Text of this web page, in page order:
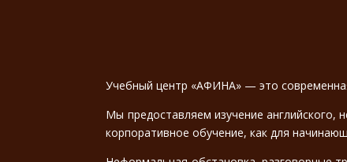
Учебный центр «АФИНА» — это
Мы предоставляем изучение английского,
корпоративное обучение, как для